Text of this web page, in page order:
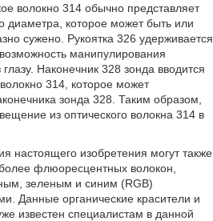
волокно 314 обычно представляет
диаметра, которое может быть или
сужено. Рукоятка 326 удерживается
манипулирования
Наконечник 328 зонда вводится
314, которое может
зонда 328. Таким образом,
из оптического волокна 314 в
настоящего изобретения могут также
флюоресцентных волокон,
зеленым и синим (RGB)
Данные органические красители и
известен специалистам в данной